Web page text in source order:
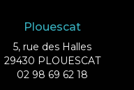
Plouescat
5, rue des Halles
29430 PLOUESCAT
02 98 69 62 18